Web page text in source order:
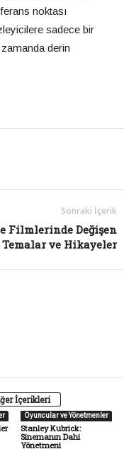
noktası
sadece bir
derin
Sonraki İçerik
Filmlerinde Değişen
Temalar ve Hikayeler
İçerikleri
Oyuncular ve Yönetmenler
Stanley Kubrick:
Sinemanın Dahi
Yönetmeni